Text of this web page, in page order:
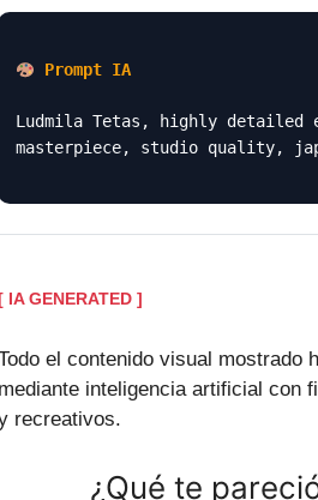
Prompt IA
Ludmila Tetas, highly
masterpiece, studio quality,
[ IA GENERATED ]
el contenido visual mostrado
mediante inteligencia artificial con
recreativos.
¿Qué te